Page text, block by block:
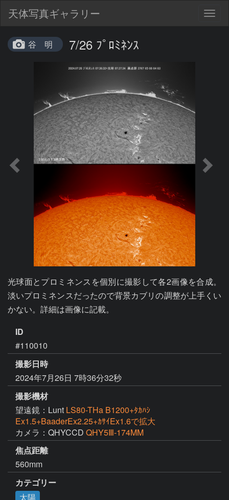
天体写真ギャラリー
谷 明 7/26 ﾌﾟﾛﾐﾈﾝｽ
光球面とプロミネンスを個別に撮影して各2画像を合成。
淡いプロミネンスだったので背景カブリの調整が上手くい
かない。詳細は画像に記載。
ID
#110010
撮影日時
2024年7月26日 7時36分32秒
撮影機材
望遠鏡：Lunt LS80-THa B1200+ﾀｶﾊｼ
Ex1.5+BaaderEx2.25+ｶｻｲEx1.6で拡大
カメラ：QHYCCD QHY5Ⅲ-174MM
焦点距離
560mm
カテゴリー
太陽